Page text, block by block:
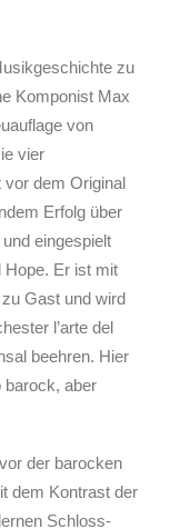
zu
Komponist Max
von
vier
vor dem Original
Erfolg über
eingespielt
Hope. Er ist mit
Gast und wird
l’arte del
beehren. Hier
aber
der barocken
dem Kontrast der
Schloss-